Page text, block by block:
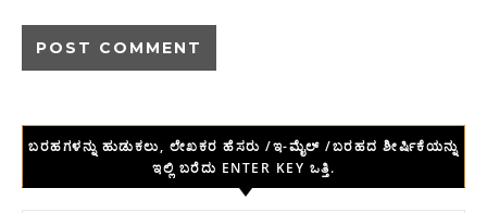
ಬರಹಗಳನ್ನು ಹುಡುಕಲು, ಲೇಖಕರ ಹೆಸರು /ಇ-ಮೈಲ್ /ಬರಹದ ಶೀರ್ಷಿಕೆಯನ್ನು
ಇಲ್ಲಿ ಬರೆದು ENTER KEY ಒತ್ತಿ.